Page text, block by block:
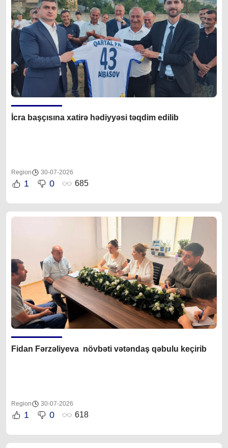
İcra başçısına xatirə hədiyyəsi təqdim edilib
Region 30-07-2026
1 0 685
Fidan Fərzəliyeva növbəti vətəndaş qəbulu keçirib
Region 30-07-2026
1 0 618